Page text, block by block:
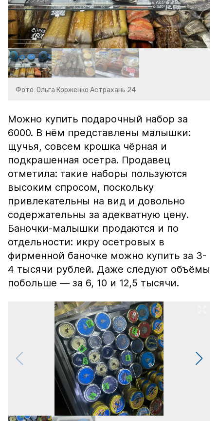
Фото: Ольга Корженко Астрахань 24
Можно купить подарочный набор за
6000. В нём представлены малышки:
щучья, совсем крошка чёрная и
подкрашенная осетра. Продавец
отметила: такие наборы пользуются
высоким спросом, поскольку
привлекательны на вид и довольно
содержательны за адекватную цену.
Баночки-малышки продаются и по
отдельности: икру осетровых в
фирменной баночке можно купить за 3-
4 тысячи рублей. Даже следуют объёмы
побольше — за 6, 10 и 12,5 тысячи.